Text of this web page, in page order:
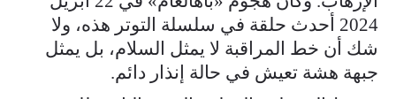
2024 أحدث حلقة في سلسلة التوتر هذه، ولا
شك أن خط المراقبة لا يمثل السلام، بل يمثل
جبهة هشة تعيش في حالة إنذار دائم.